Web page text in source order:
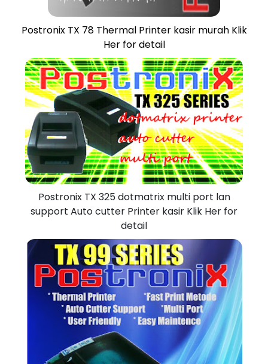
Postronix TX 78 Thermal Printer kasir murah Klik
Her for detail
Postronix TX 325 dotmatrix multi port lan
support Auto cutter Printer kasir Klik Her for
detail